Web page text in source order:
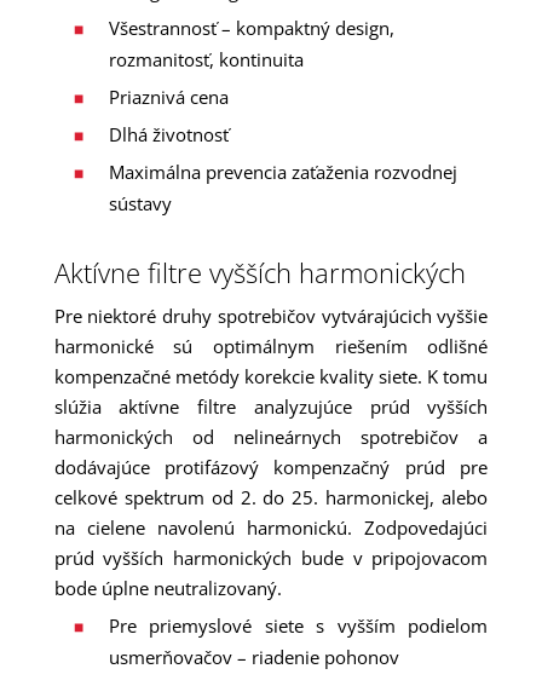
Všestrannosť – kompaktný design,
rozmanitosť, kontinuita
Priaznivá cena
Dlhá životnosť
Maximálna prevencia zaťaženia rozvodnej
sústavy
Aktívne filtre vyšších harmonických
Pre niektoré druhy spotrebičov vytvárajúcich vyššie
harmonické sú optimálnym riešením odlišné
kompenzačné metódy korekcie kvality siete. K tomu
slúžia aktívne filtre analyzujúce prúd vyšších
harmonických od nelineárnych spotrebičov a
dodávajúce protifázový kompenzačný prúd pre
celkové spektrum od 2. do 25. harmonickej, alebo
na cielene navolenú harmonickú. Zodpovedajúci
prúd vyšších harmonických bude v pripojovacom
bode úplne neutralizovaný.
Pre priemyslové siete s vyšším podielom
usmerňovačov – riadenie pohonov